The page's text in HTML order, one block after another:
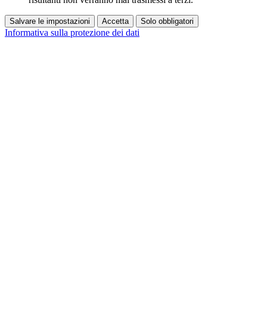
Salvare le impostazioni Accetta Solo obbligatori
Informativa sulla protezione dei dati